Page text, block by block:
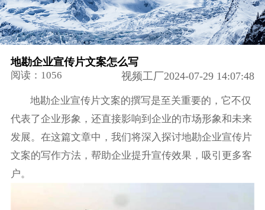
地勘企业宣传片文案怎么写
阅读：1056 视频工厂2024-07-29 14:07:48
地勘企业宣传片文案的撰写是至关重要的，它不仅
代表了企业形象，还直接影响到企业的市场形象和未来
发展。在这篇文章中，我们将深入探讨地勘企业宣传片
文案的写作方法，帮助企业提升宣传效果，吸引更多客
户。